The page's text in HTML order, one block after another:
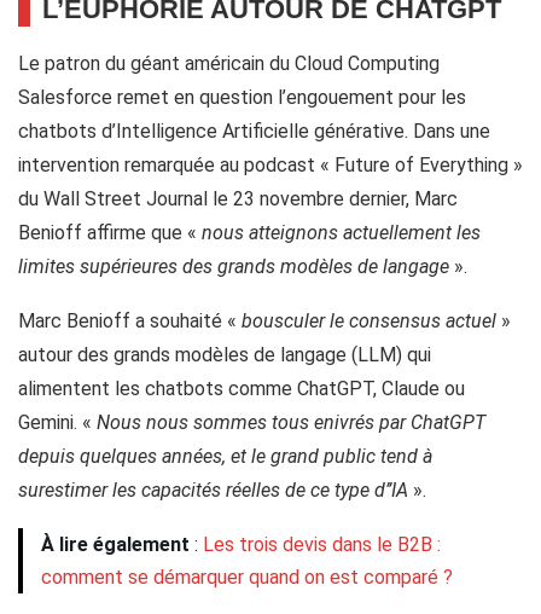
L’EUPHORIE AUTOUR DE CHATGPT
Le patron du géant américain du Cloud Computing
Salesforce remet en question l’engouement pour les
chatbots d’Intelligence Artificielle générative. Dans une
intervention remarquée au podcast « Future of Everything »
du Wall Street Journal le 23 novembre dernier, Marc
Benioff affirme que « nous atteignons actuellement les
limites supérieures des grands modèles de langage ».
Marc Benioff a souhaité « bousculer le consensus actuel »
autour des grands modèles de langage (LLM) qui
alimentent les chatbots comme ChatGPT, Claude ou
Gemini. « Nous nous sommes tous enivrés par ChatGPT
depuis quelques années, et le grand public tend à
surestimer les capacités réelles de ce type d’’IA ».
À lire également : Les trois devis dans le B2B :
comment se démarquer quand on est comparé ?